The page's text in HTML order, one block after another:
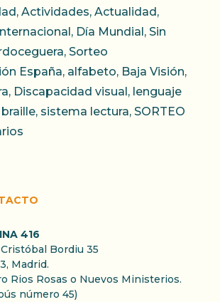
, Actividades, Actualidad ,
, Día Mundial , Sin
, Sorteo
España, alfabeto, Baja Visión,
, Discapacidad visual , lenguaje
braille, sistema lectura, SORTEO
416
Bordiu 35
Madrid.
Rios Rosas o Nuevos Ministerios.
número 45)